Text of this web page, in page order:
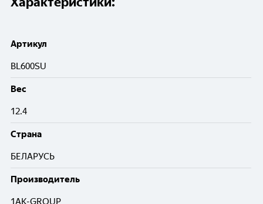
Артикул
BL600SU
Вес
12.4
Cтрана
БЕЛАРУСЬ
Производитель
1AK-GROUP